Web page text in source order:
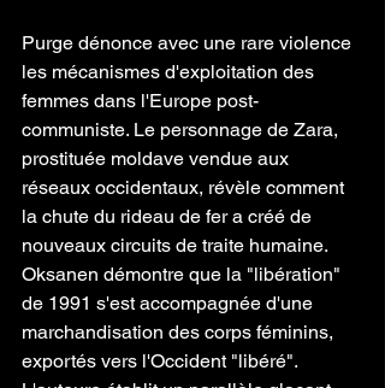
Purge dénonce avec une rare violence
les mécanismes d'exploitation des
femmes dans l'Europe post-
communiste. Le personnage de Zara,
prostituée moldave vendue aux
réseaux occidentaux, révèle comment
la chute du rideau de fer a créé de
nouveaux circuits de traite humaine.
Oksanen démontre que la "libération"
de 1991 s'est accompagnée d'une
marchandisation des corps féminins,
exportés vers l'Occident "libéré".